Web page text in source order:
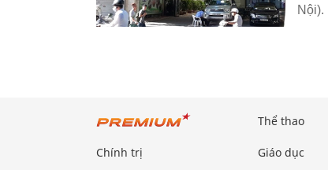
Nội).
Chính trị
Thể thao
Giáo dục